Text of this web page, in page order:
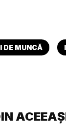
DE MUNCĂ